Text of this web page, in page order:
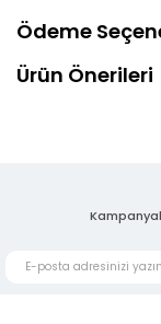
Ödeme
Ürün Önerileri